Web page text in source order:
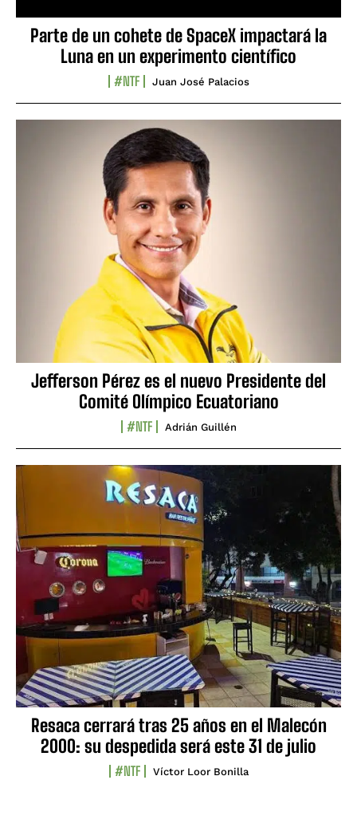
Parte de un cohete de SpaceX impactará la
Luna en un experimento científico
#NTF Juan José Palacios
Jefferson Pérez es el nuevo Presidente del
Comité Olímpico Ecuatoriano
#NTF Adrián Guillén
Resaca cerrará tras 25 años en el Malecón
2000: su despedida será este 31 de julio
#NTF Víctor Loor Bonilla